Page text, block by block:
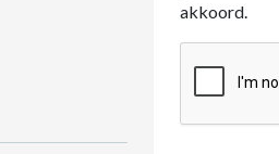
akkoord.